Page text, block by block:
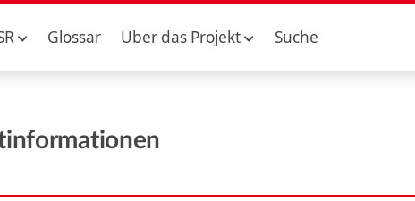
Glossar Über das Projekt Suche